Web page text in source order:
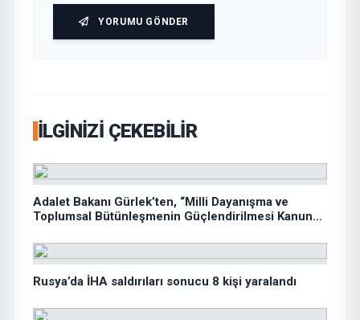
YORUMU GÖNDER
İLGINIZI ÇEKEBILIR
Adalet Bakanı Gürlek’ten, “Milli Dayanışma ve
Toplumsal Bütünleşmenin Güçlendirilmesi Kanun
Rusya’da İHA saldırıları sonucu 8 kişi yaralandı